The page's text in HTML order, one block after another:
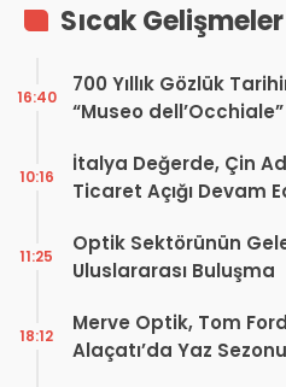
Sıcak Gelişmeler
700 Yıllık Gözlük
“Museo dell’Occhiale”
16:40
İtalya Değerde, Çin
Ticaret Açığı Devam
10:16
Optik Sektörünün
Uluslararası Buluşma
11:25
Merve Optik, Tom
Alaçatı’da Yaz
18:12